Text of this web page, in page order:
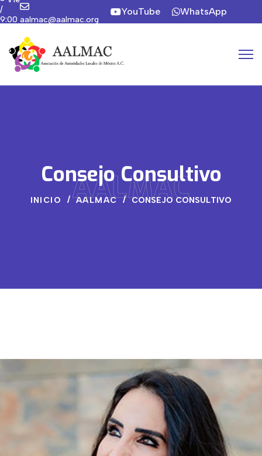
/
9:00
hrs
aalmac@aalmac.org
YouTube WhatsApp
Consejo Consultivo
AALMAC
INICIO AALMAC CONSEJO CONSULTIVO